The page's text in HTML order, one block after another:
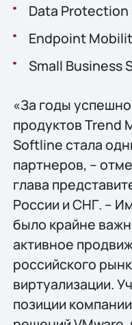
Data Protection
Endpoint
Small Business
«За годы
продуктов Trend
Softline стала
партнеров, –
глава
России и СНГ. –
было крайне
активное
российского
виртуализации.
позиции